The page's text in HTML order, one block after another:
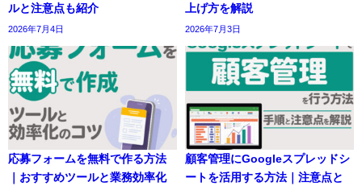
ルと注意点も紹介
2026年7月4日
上げ方を解説
2026年7月3日
応募フォームを無料で作る方法
｜おすすめツールと業務効率化
顧客管理にGoogleスプレッドシ
ートを活用する方法｜注意点と